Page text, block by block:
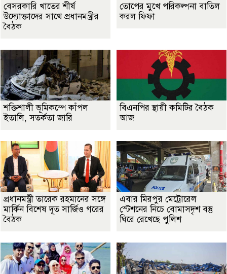
বেসরকারি খাতের শীর্ষ
উদ্যোক্তাদের সাথে প্রধানমন্ত্রীর
বৈঠক
তোপের মুখে পরিকল্পনা বাতিল
করল ফিফা
শক্তিশালী ভূমিকম্পে কাঁপল
ইতালি, সতর্কতা জারি
বিএনপির স্থায়ী কমিটির বৈঠক
আজ
প্রধানমন্ত্রী তারেক রহমানের সঙ্গে
মার্কিন বিশেষ দূত সার্জিও গরের
বৈঠক
এবার মিরপুর মেট্রোরেল
স্টেশনের নিচে বোমাসদৃশ বস্তু
ঘিরে রেখেছে পুলিশ